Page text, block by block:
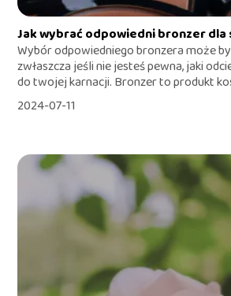
Jak wybrać odpowiedni bronzer dla
Wybór odpowiedniego bronzera może
zwłaszcza jeśli nie jesteś pewna, jaki
do twojej karnacji. Bronzer to produkt
2024-07-11